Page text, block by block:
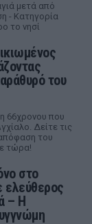
μετά από
- Κατηγορία
το νησί
του
66χρονου που
Δείτε τις
του
τώρα!
στο
ελεύθερος
– Η